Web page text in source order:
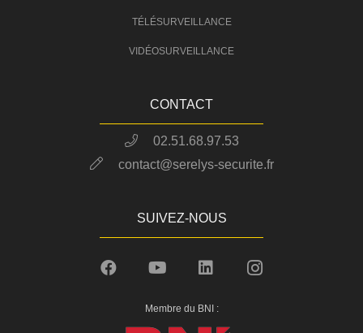
TÉLÉSURVEILLANCE
VIDÉOSURVEILLANCE
CONTACT
02.51.68.97.53
contact@serelys-securite.fr
SUIVEZ-NOUS
Membre du BNI :